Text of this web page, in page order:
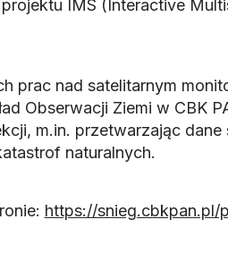
IMS (Interactive
prac nad satelitarnym
Obserwacji Ziemi w CBK
m.in. przetwarzając dane
naturalnych.
https://snieg.cbkpan.pl/